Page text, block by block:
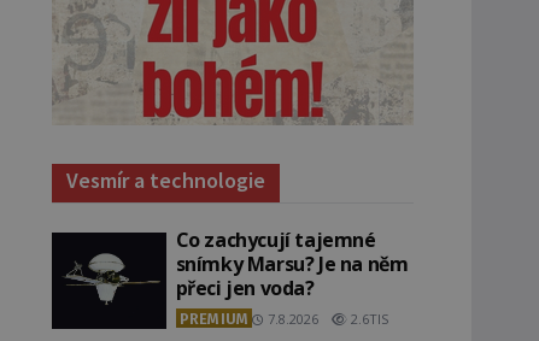
Vesmír a technologie
Co zachycují tajemné
snímky Marsu? Je na něm
přeci jen voda?
PREMIUM 7.8.2026 2.6TIS